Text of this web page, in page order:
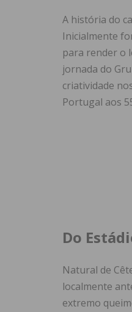
A história do
Inicialmente
para render o
jornada do
criatividade
Portugal aos
Do
Natural de
localmente
extremo